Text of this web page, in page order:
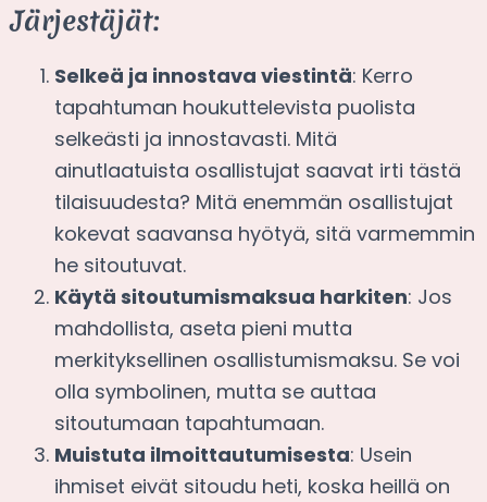
Järjestäjät:
Selkeä ja innostava viestintä: Kerro
tapahtuman houkuttelevista puolista
selkeästi ja innostavasti. Mitä
ainutlaatuista osallistujat saavat irti tästä
tilaisuudesta? Mitä enemmän osallistujat
kokevat saavansa hyötyä, sitä varmemmin
he sitoutuvat.
Käytä sitoutumismaksua harkiten: Jos
mahdollista, aseta pieni mutta
merkityksellinen osallistumismaksu. Se voi
olla symbolinen, mutta se auttaa
sitoutumaan tapahtumaan.
Muistuta ilmoittautumisesta: Usein
ihmiset eivät sitoudu heti, koska heillä on